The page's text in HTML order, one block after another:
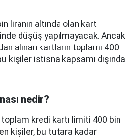
liranın altında olan kart
düşüş yapılmayacak. Ancak
alınan kartların toplamı 400
kişiler istisna kapsamı dışında
nedir?
kredi kartı limiti 400 bin
kişiler, bu tutara kadar